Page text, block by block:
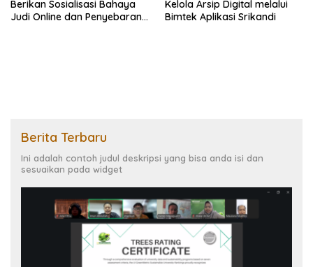
Berikan Sosialisasi Bahaya
Judi Online dan Penyebaran
Kelola Arsip Digital melalui
Bimtek Aplikasi Srikandi
Berita Terbaru
Ini adalah contoh judul deskripsi yang bisa anda isi dan
sesuaikan pada widget